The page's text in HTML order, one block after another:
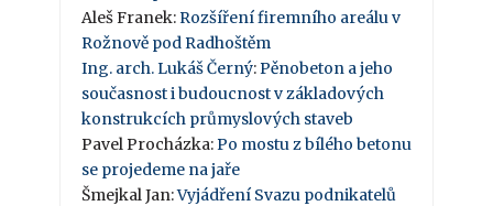
Aleš Franek: Rozšíření firemního areálu v
Rožnově pod Radhoštěm
Ing. arch. Lukáš Černý: Pěnobeton a jeho
současnost i budoucnost v základových
konstrukcích průmyslových staveb
Pavel Procházka: Po mostu z bílého betonu
se projedeme na jaře
Šmejkal Jan:Vyjádření Svazu podnikatelů